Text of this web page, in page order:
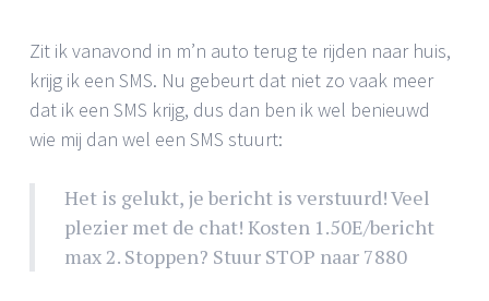
Zit ik vanavond in m’n auto terug te rijden naar huis,
krijg ik een SMS. Nu gebeurt dat niet zo vaak meer
dat ik een SMS krijg, dus dan ben ik wel benieuwd
wie mij dan wel een SMS stuurt:
Het is gelukt, je bericht is verstuurd! Veel
plezier met de chat! Kosten 1.50E/bericht
max 2. Stoppen? Stuur STOP naar 7880